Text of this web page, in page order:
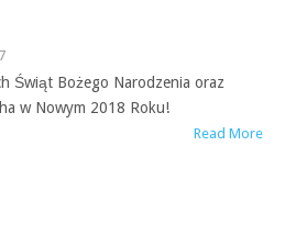
Świąt Bożego Narodzenia oraz
w Nowym 2018 Roku!
Read More